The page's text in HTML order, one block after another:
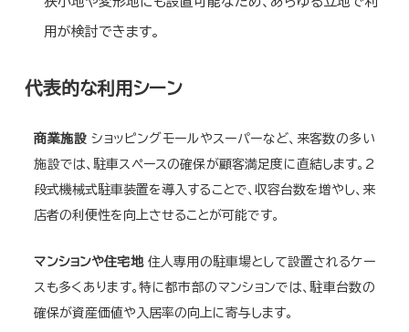
用が検討できます。
代表的な利用シーン
商業施設ショッピングモールやスーパーなど、来客数の多い
施設では、駐車スペースの確保が顧客満足度に直結します。2
段式機械式駐車装置を導入することで、収容台数を増やし、来
店者の利便性を向上させることが可能です。
マンションや住宅地住人専用の駐車場として設置されるケー
スも多くあります。特に都市部のマンションでは、駐車台数の
確保が資産価値や入居率の向上に寄与します。